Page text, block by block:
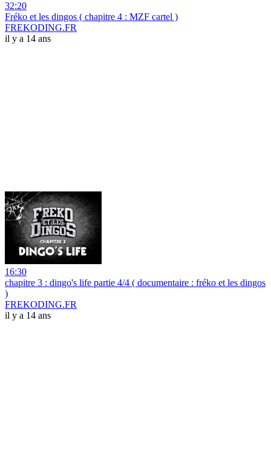
32:20
Fréko et les dingos ( chapitre 4 : MZF cartel )
FREKODING.FR
il y a 14 ans
16:30
chapitre 3 : dingo's life partie 4/4 ( documentaire : fréko et les dingos
)
FREKODING.FR
il y a 14 ans